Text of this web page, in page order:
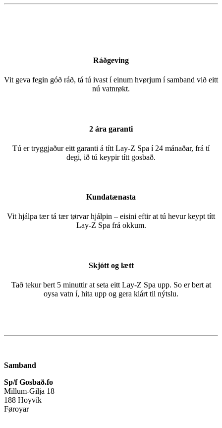
Ráðgeving
Vit geva fegin góð ráð, tá tú ivast í einum hvørjum í samband við eitt
nú vatnrøkt.
2 ára garanti
Tú er tryggjaður eitt garanti á títt Lay-Z Spa í 24 mánaðar, frá tí
degi, ið tú keypir títt gosbað.
Kundatænasta
Vit hjálpa tær tá tær tørvar hjálpin – eisini eftir at tú hevur keypt títt
Lay-Z Spa frá okkum.
Skjótt og lætt
Tað tekur bert 5 minuttir at seta eitt Lay-Z Spa upp. So er bert at
oysa vatn í, hita upp og gera klárt til nýtslu.
Samband
Sp/f Gosbað.fo
Millum-Gilja 18
188 Hoyvík
Føroyar